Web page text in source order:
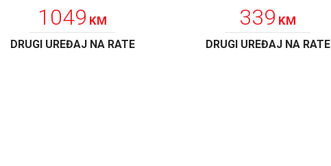
1049 KM
DRUGI UREĐAJ NA RATE
339 KM
DRUGI UREĐAJ NA RATE